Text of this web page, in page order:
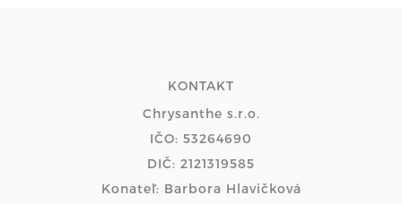
KONTAKT
Chrysanthe s.r.o.
IČO: 53264690
DIČ: 2121319585
Konateľ: Barbora Hlavičková